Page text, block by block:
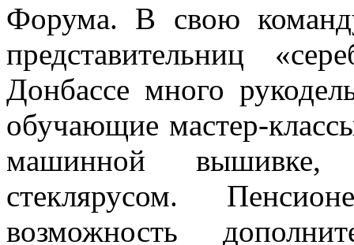
Форума. В свою
представительниц
Донбассе много
обучающие мастер-
машинной
стеклярусом.
возможность